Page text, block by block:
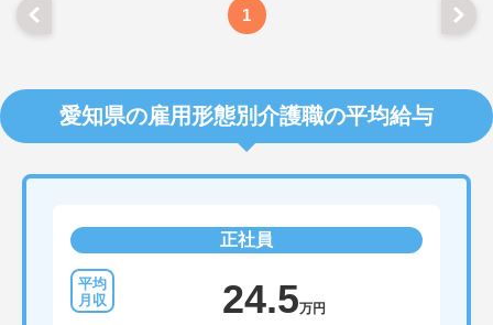
1
愛知県の雇用形態別介護職の平均給与
正社員
24.5万円